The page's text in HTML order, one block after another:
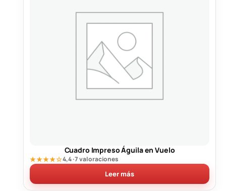
Cuadro Impreso Águila en Vuelo
★★★★☆4,4 · 7 valoraciones
Leer más